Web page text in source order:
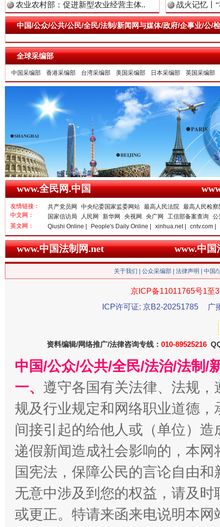
一枚“钉子”竟然扎入要害部门
高速路
农业农村部：促进新型农业经营主体..
战火记忆丨
中国/公众/公共/公民/全民/法制/新闻网与媒体/政府/企事业/公/
全球采编部
中国采编部 香港采编部 台湾采编部 美国采编部 日本采编部 英国采编部
www.全民网.中国
友情链接：
中文网：
共产党员网 中央纪委国家监委网站 最高人民法院 最高人民检察
国家信访局
人民网 新华网 央视网 央广网 工信部备案查询
公
英文网：
Qiushi Online | People's Daily Online | xinhua.net | cntv.com |
www.中国法制网.net www.中
关于我们 公众采编部 法律声明 | 中国
京ICP备11011765号1至
ICP许可证: 京B2-20251785
广
资料编辑/网络推广/法律咨询专线： 010-89525216
中国/公众/公共/全民/法治/法制/
一、 遵守各国有关法律、法规
规及行业规定和网络职业道德
间接引起的给他人或（单位）
递假新闻造成社会影响的，本
国宪法，保障公民的言论自由
无意中涉及到您的权益，请及
或更正。特请来函来电说明本